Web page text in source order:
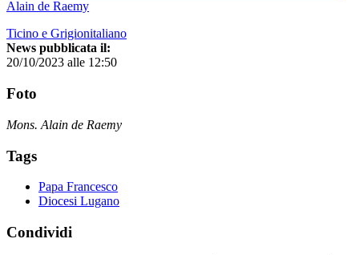
Alain de Raemy
Ticino e Grigionitaliano
News pubblicata il:
20/10/2023 alle 12:50
Foto
Mons. Alain de Raemy
Tags
Papa Francesco
Diocesi Lugano
Condividi